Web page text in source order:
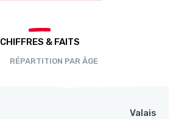
CHIFFRES & FAITS
RÉPARTITION PAR ÂGE
Valais